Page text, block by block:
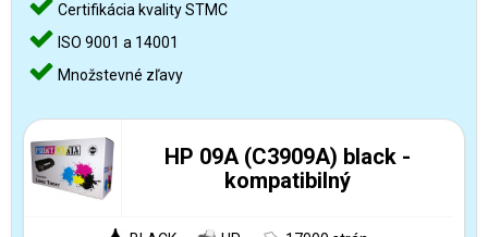
Certifikácia kvality STMC
ISO 9001 a 14001
Množstevné zľavy
HP 09A (C3909A) black -
kompatibilný